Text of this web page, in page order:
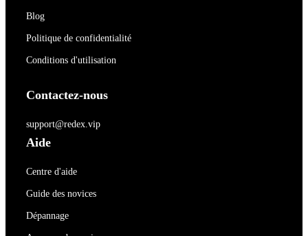
Blog
Politique de confidentialité
Conditions d'utilisation
Contactez-nous
support@redex.vip
Aide
Centre d'aide
Guide des novices
Dépannage